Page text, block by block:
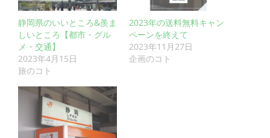
静岡県のいいところ&羨ま
しいところ【都市・グル
メ・交通】
2023年4月15日
旅のコト
2023年の送料無料キャン
ペーンを終えて
2023年11月27日
企画のコト